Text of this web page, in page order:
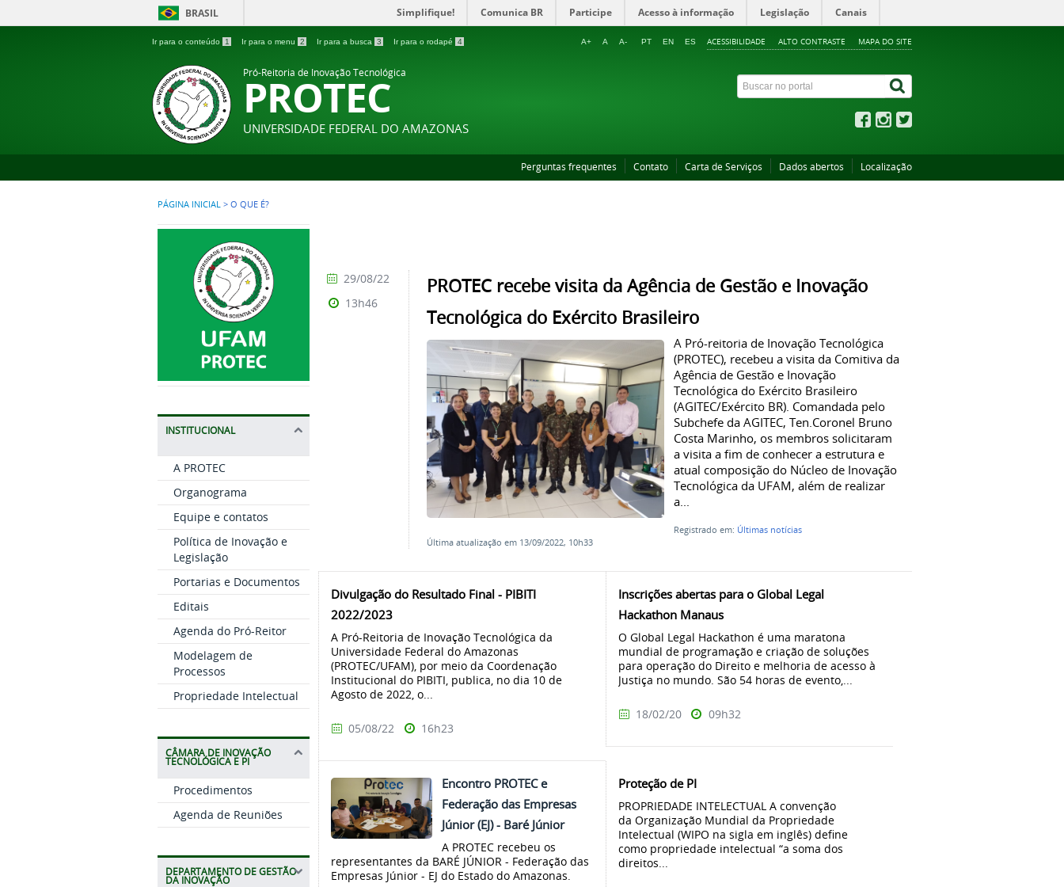
BRASIL Simplifique! Comunica BR Participe Acesso à informação Legislação Canais
Ir para o conteúdo 1 Ir para o menu 2 Ir para a busca 3 Ir para o rodapé 4 ACESSIBILIDADE ALTO CONTRASTE MAPA DO SITE
A+ A A- PT EN ES
Pró-Reitoria de Inovação Tecnológica
PROTEC
UNIVERSIDADE FEDERAL DO AMAZONAS
Perguntas frequentes Contato Carta de Serviços Dados abertos Localização
PÁGINA INICIAL > O QUE É?
INSTITUCIONAL
A PROTEC
Organograma
Equipe e contatos
Política de Inovação e
Legislação
Portarias e Documentos
Editais
Agenda do Pró-Reitor
Modelagem de
Processos
Propriedade Intelectual
CÂMARA DE INOVAÇÃO
TECNOLÓGICA E PI
Procedimentos
Agenda de Reuniões
DEPARTAMENTO DE GESTÃO
DA INOVAÇÃO
PROTEC recebe visita da Agência de Gestão e Inovação
Tecnológica do Exército Brasileiro
A Pró-reitoria de Inovação Tecnológica
(PROTEC), recebeu a visita da Comitiva da
Agência de Gestão e Inovação
Tecnológica do Exército Brasileiro
(AGITEC/Exército BR). Comandada pelo
Subchefe da AGITEC, Ten.Coronel Bruno
Costa Marinho, os membros solicitaram
a visita a fim de conhecer a estrutura e
atual composição do Núcleo de Inovação
Tecnológica da UFAM, além de realizar
a...
Registrado em: Últimas notícias
Última atualização em 13/09/2022, 10h33
29/08/22
13h46
Divulgação do Resultado Final - PIBITI
2022/2023
A Pró-Reitoria de Inovação Tecnológica da
Universidade Federal do Amazonas
(PROTEC/UFAM), por meio da Coordenação
Institucional do PIBITI, publica, no dia 10 de
Agosto de 2022, o...
05/08/22 16h23
Inscrições abertas para o Global Legal
Hackathon Manaus
O Global Legal Hackathon é uma maratona
mundial de programação e criação de soluções
para operação do Direito e melhoria de acesso à
Justiça no mundo. São 54 horas de evento,...
18/02/20 09h32
Encontro PROTEC e
Federação das Empresas
Júnior (EJ) - Baré Júnior
A PROTEC recebeu os
representantes da BARÉ JÚNIOR - Federação das
Empresas Júnior - EJ do Estado do Amazonas.
Proteção de PI
PROPRIEDADE INTELECTUAL A convenção
da Organização Mundial da Propriedade
Intelectual (WIPO na sigla em inglês) define
como propriedade intelectual “a soma dos
direitos...